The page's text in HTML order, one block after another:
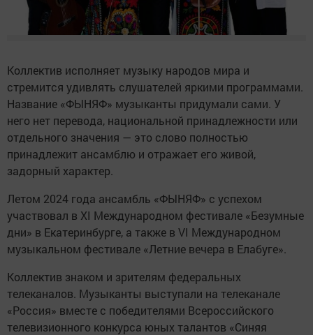
Коллектив исполняет музыку народов мира и
стремится удивлять слушателей яркими программами.
Название «ФЫНЯФ» музыканты придумали сами. У
него нет перевода, национальной принадлежности или
отдельного значения — это слово полностью
принадлежит ансамблю и отражает его живой,
задорный характер.
Летом 2024 года ансамбль «ФЫНЯФ» с успехом
участвовал в XI Международном фестивале «Безумные
дни» в Екатеринбурге, а также в VI Международном
музыкальном фестивале «Летние вечера в Елабуге».
Коллектив знаком и зрителям федеральных
телеканалов. Музыканты выступали на телеканале
«Россия» вместе с победителями Всероссийского
телевизионного конкурса юных талантов «Синяя